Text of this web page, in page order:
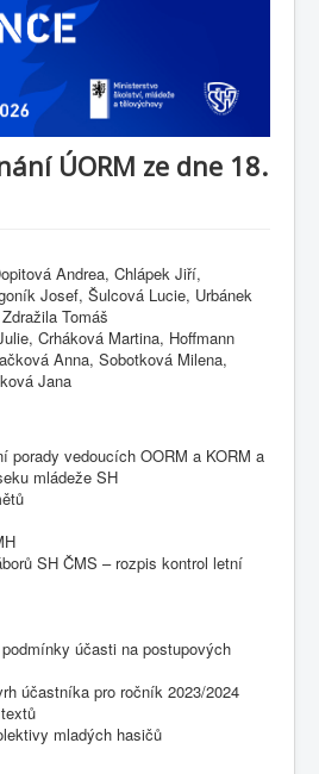
ÚORM ze dne 18.
Andrea, Chlápek Jiří,
Josef, Šulcová Lucie, Urbánek
Tomáš
Crháková Martina, Hoffmann
Anna, Sobotková Milena,
Jana
porady vedoucích OORM a KORM a
mládeže SH
SH ČMS – rozpis kontrol letní
účasti na postupových
účastníka pro ročník 2023/2024
mladých hasičů